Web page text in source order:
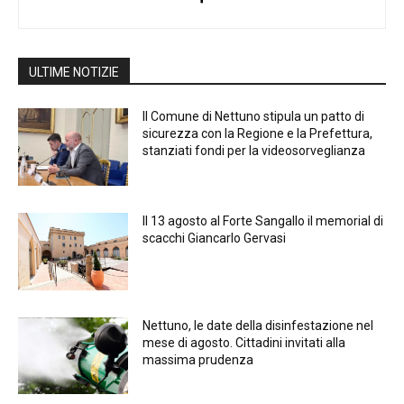
ULTIME NOTIZIE
Il Comune di Nettuno stipula un patto di
sicurezza con la Regione e la Prefettura,
stanziati fondi per la videosorveglianza
Il 13 agosto al Forte Sangallo il memorial di
scacchi Giancarlo Gervasi
Nettuno, le date della disinfestazione nel
mese di agosto. Cittadini invitati alla
massima prudenza